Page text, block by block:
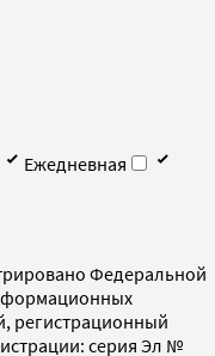
Ежедневная
Федеральной
регистрационный
серия Эл №